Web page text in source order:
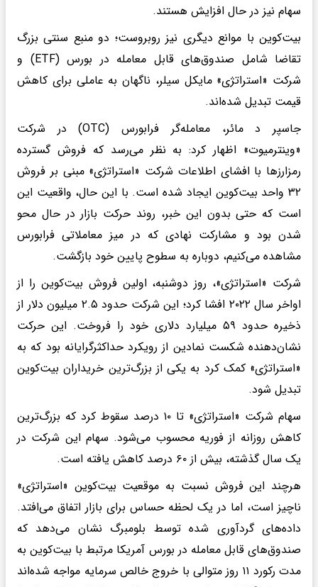
سهام نیز در حال افزایش هستند.
بیت‌کوین با موانع دیگری نیز روبروست؛ دو منبع سنتی بزرگ
تقاضا شامل صندوق‌های قابل معامله در بورس (ETF) و
شرکت «استراتژی» مایکل سیلر، ناگهان به عاملی برای کاهش
قیمت تبدیل شده‌اند.
جاسپر د مائر، معامله‌گر فرابورس (OTC) در شرکت
«وینترمیوت» اظهار کرد: به نظر می‌رسد که فروش گسترده
رمزارزها با افشای اطلاعات شرکت «استراتژی» مبنی بر فروش
۳۲ واحد بیت‌کوین ایجاد شده است. با این حال، واقعیت این
است که حتی بدون این خبر، روند حرکت بازار در حال محو
شدن بود و مشارکت نهادی که در میز معاملاتی فرابورس
مشاهده می‌کنیم، دوباره به سطوح پایین خود بازگشت.
شرکت «استراتژی»، روز دوشنبه، اولین فروش بیت‌کوین را از
اواخر سال ۲۰۲۲ افشا کرد؛ این شرکت حدود ۲.۵ میلیون دلار از
ذخیره حدود ۵۹ میلیارد دلاری خود را فروخت. این حرکت
نشان‌دهنده شکست نمادین از رویکرد حداکثرگرایانه بود که به
«استراتژی» کمک کرد به یکی از بزرگ‌ترین خریداران بیت‌کوین
تبدیل شود.
سهام شرکت «استراتژی» تا ۱۰ درصد سقوط کرد که بزرگ‌ترین
کاهش روزانه از فوریه محسوب می‌شود. سهام این شرکت در
یک سال گذشته، بیش از ۶۰ درصد کاهش یافته است.
هرچند این فروش نسبت به موقعیت بیت‌کوین «استراتژی»
ناچیز است، اما در یک لحظه حساس برای بازار اتفاق می‌افتد.
داده‌های گردآوری‌ شده توسط بلومبرگ نشان می‌دهد که
صندوق‌های قابل معامله در بورس آمریکا مرتبط با بیت‌کوین به
مدت رکورد ۱۱ روز متوالی با خروج خالص سرمایه مواجه شده‌اند